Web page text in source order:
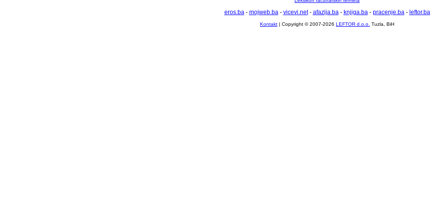
eros.ba- mojweb.ba- vicevi.net- afazija.ba- knjiga.ba- pracenje.ba- leftor.ba
Kontakt | Copyright © 2007-2026 LEFTOR d.o.o. Tuzla, BiH